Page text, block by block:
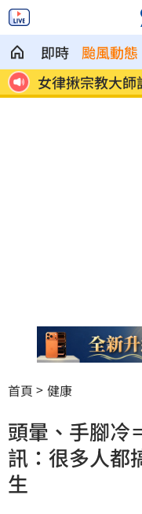
即時 颱風動態
驟
女律揪宗教大
堆
首頁 健康
頭暈、手腳冷
訊：很多人都
生